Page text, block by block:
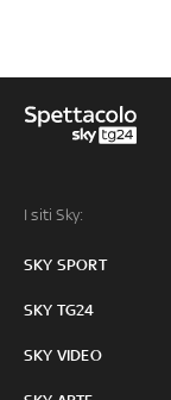
I siti Sky:
SKY SPORT
SKY TG24
SKY VIDEO